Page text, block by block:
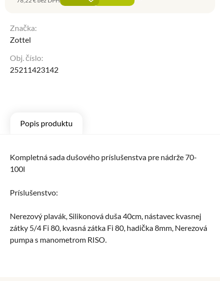
Značka:
Zottel
Obj. číslo:
25211423142
Popis produktu
Kompletná sada dušového príslušenstva pre nádrže 70-
100l
Príslušenstvo:
Nerezový plavák, Silikonová duša 40cm, nástavec kvasnej
zátky 5/4 Fi 80, kvasná zátka Fi 80, hadička 8mm, Nerezová
pumpa s manometrom RISO.